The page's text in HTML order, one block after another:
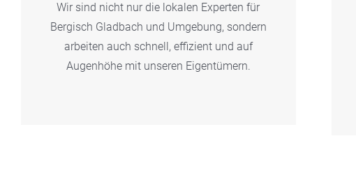
Wir sind nicht nur die lokalen Experten für
Bergisch Gladbach und Umgebung, sondern
arbeiten auch schnell, effizient und auf
Augenhöhe mit unseren Eigentümern.